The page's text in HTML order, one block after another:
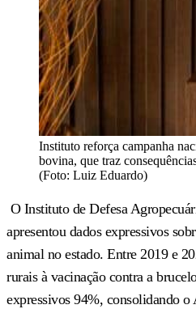
Instituto reforça campanha
bovina, que traz
(Foto: Luiz Eduardo)
O Instituto de Defesa
apresentou dados expressivos
animal no estado. Entre 2019 e
rurais à vacinação contra a
expressivos 94%, consolidando